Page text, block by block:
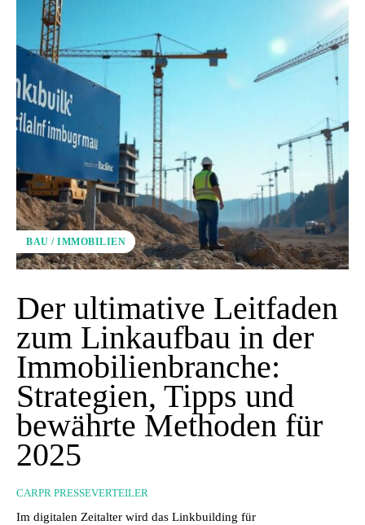
BAU / IMMOBILIEN
Der ultimative Leitfaden
zum Linkaufbau in der
Immobilienbranche:
Strategien, Tipps und
bewährte Methoden für
2025
CARPR PRESSEVERTEILER
Im digitalen Zeitalter wird das Linkbuilding für